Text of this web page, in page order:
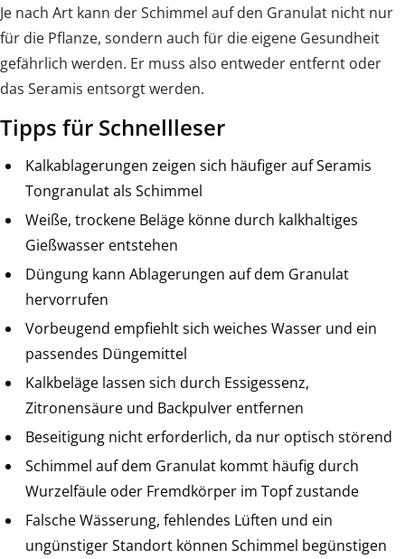
Je nach Art kann der Schimmel auf den Granulat nicht nur
für die Pflanze, sondern auch für die eigene Gesundheit
gefährlich werden. Er muss also entweder entfernt oder
das Seramis entsorgt werden.
Tipps für Schnellleser
Kalkablagerungen zeigen sich häufiger auf Seramis
Tongranulat als Schimmel
Weiße, trockene Beläge könne durch kalkhaltiges
Gießwasser entstehen
Düngung kann Ablagerungen auf dem Granulat
hervorrufen
Vorbeugend empfiehlt sich weiches Wasser und ein
passendes Düngemittel
Kalkbeläge lassen sich durch Essigessenz,
Zitronensäure und Backpulver entfernen
Beseitigung nicht erforderlich, da nur optisch störend
Schimmel auf dem Granulat kommt häufig durch
Wurzelfäule oder Fremdkörper im Topf zustande
Falsche Wässerung, fehlendes Lüften und ein
ungünstiger Standort können Schimmel begünstigen